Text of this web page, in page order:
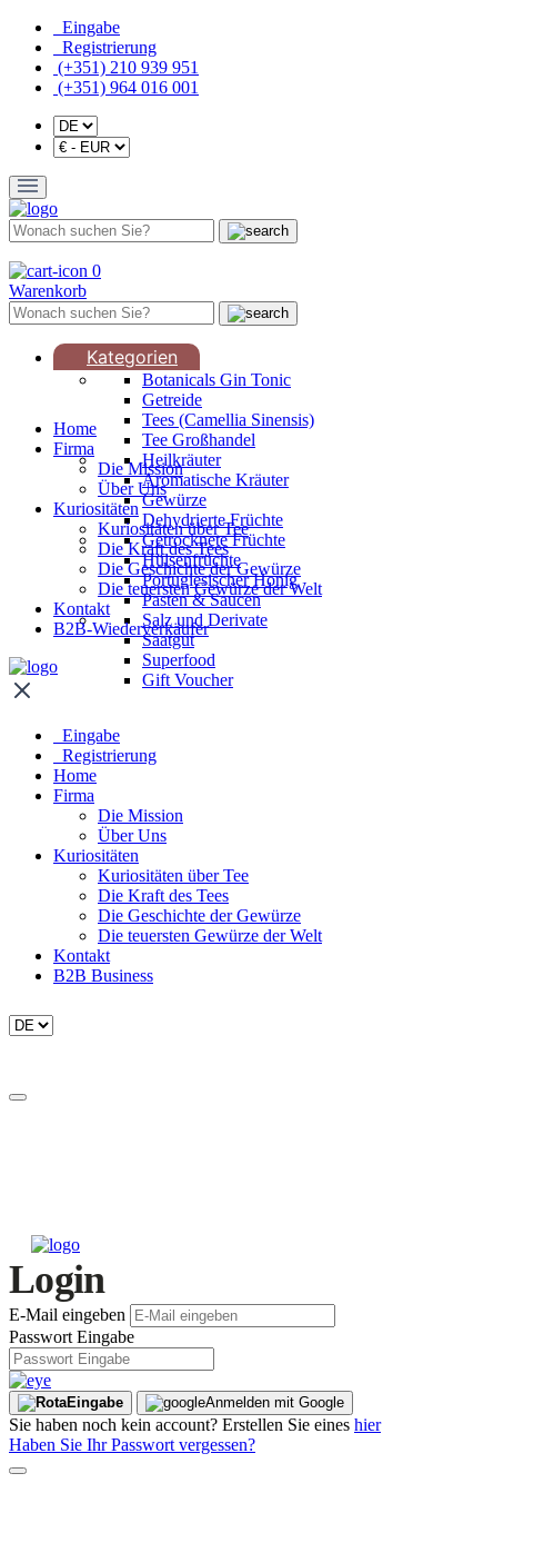
Eingabe
Registrierung
(+351) 210 939 951
(+351) 964 016 001
0
Warenkorb
Kategorien
Botanicals Gin Tonic
Getreide
Tees (Camellia Sinensis)
Tee Großhandel
Heilkräuter
Aromatische Kräuter
Gewürze
Dehydrierte Früchte
Getrocknete Früchte
Hülsenfrüchte
Portugiesischer Honig
Pasten & Saucen
Salz und Derivate
Saatgut
Superfood
Gift Voucher
Home
Firma
Die Mission
Über Uns
Kuriositäten
Kuriositäten über Tee
Die Kraft des Tees
Die Geschichte der Gewürze
Die teuersten Gewürze der Welt
Kontakt
B2B-Wiederverkäufer
Eingabe
Registrierung
Home
Firma
Die Mission
Über Uns
Kuriositäten
Kuriositäten über Tee
Die Kraft des Tees
Die Geschichte der Gewürze
Die teuersten Gewürze der Welt
Kontakt
B2B Business
Login
E-Mail eingeben
Passwort Eingabe
Eingabe Anmelden mit Google
Sie haben noch kein account? Erstellen Sie eines hier
Haben Sie Ihr Passwort vergessen?